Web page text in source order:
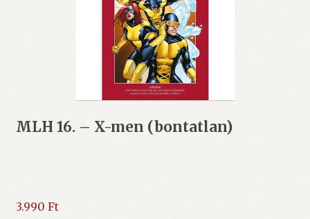
MLH 16. – X-men (bontatlan)
3.990 Ft